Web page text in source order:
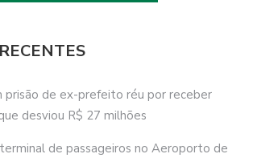
prisão de ex-prefeito réu por receber
desviou R$ 27 milhões
de passageiros no Aeroporto de